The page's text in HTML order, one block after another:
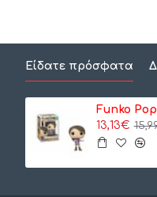
Είδατε πρόσφατα
13,13€